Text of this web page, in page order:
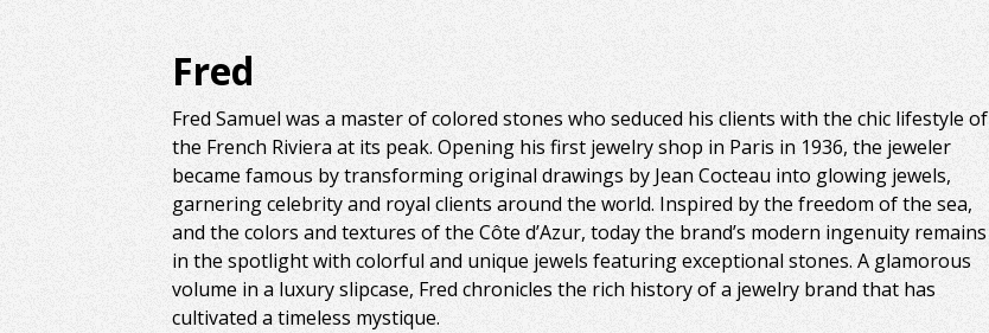
Fred
Fred Samuel was a master of colored stones who seduced his clients with the chic lifestyle of
the French Riviera at its peak. Opening his first jewelry shop in Paris in 1936, the jeweler
became famous by transforming original drawings by Jean Cocteau into glowing jewels,
garnering celebrity and royal clients around the world. Inspired by the freedom of the sea,
and the colors and textures of the Côte d’Azur, today the brand’s modern ingenuity remains
in the spotlight with colorful and unique jewels featuring exceptional stones. A glamorous
volume in a luxury slipcase, Fred chronicles the rich history of a jewelry brand that has
cultivated a timeless mystique.